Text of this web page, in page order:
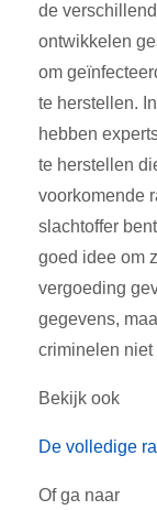
de
ontwikkelen
om
te herstellen.
hebben
te herstellen
voorkomende
slachtoffer
goed idee om
vergoeding
gegevens,
criminelen niet
Bekijk ook
De volledige
Of ga naar